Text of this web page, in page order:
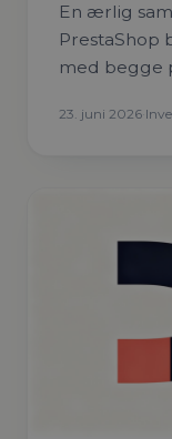
En ærlig
PrestaShop
med begge
23. juni 2026